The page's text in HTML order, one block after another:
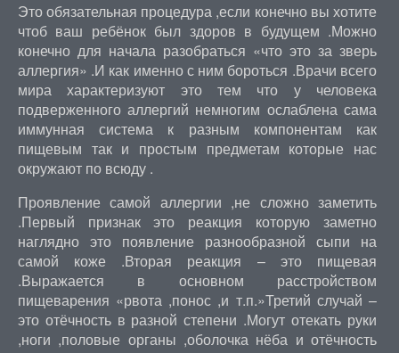
Это обязательная процедура ,если конечно вы хотите
чтоб ваш ребёнок был здоров в будущем .Можно
конечно для начала разобраться «что это за зверь
аллергия» .И как именно с ним бороться .Врачи всего
мира характеризуют это тем что у человека
подверженного аллергий немногим ослаблена сама
иммунная система к разным компонентам как
пищевым так и простым предметам которые нас
окружают по всюду .
Проявление самой аллергии ,не сложно заметить
.Первый признак это реакция которую заметно
наглядно это появление разнообразной сыпи на
самой коже .Вторая реакция – это пищевая
.Выражается в основном расстройством
пищеварения «рвота ,понос ,и т.п.»Третий случай –
это отёчность в разной степени .Могут отекать руки
,ноги ,половые органы ,оболочка нёба и отёчность